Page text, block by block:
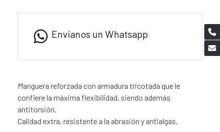
Envíanos un Whatsapp
Manguera reforzada con armadura tricotada que le
confiere la máxima flexibilidad, siendo además
antitorsión.
Calidad extra, resistente a la abrasión y antialgas.